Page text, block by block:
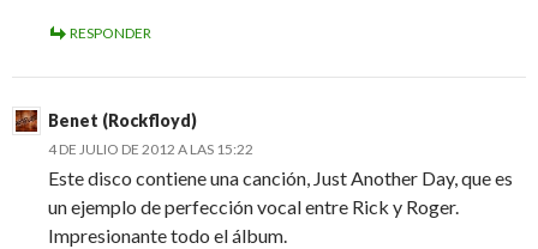
RESPONDER
Benet (Rockfloyd)
4 DE JULIO DE 2012 A LAS 15:22
Este disco contiene una canción, Just Another Day, que es
un ejemplo de perfección vocal entre Rick y Roger.
Impresionante todo el álbum.